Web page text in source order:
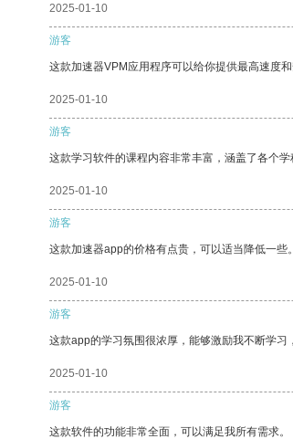
2025-01-10
游客
这款加速器VPM应用程序可以给你提供最高速度
2025-01-10
游客
这款学习软件的课程内容非常丰富，涵盖了各个
2025-01-10
游客
这款加速器app的价格有点贵，可以适当降低一些
2025-01-10
游客
这款app的学习氛围很浓厚，能够激励我不断学习
2025-01-10
游客
这款软件的功能非常全面，可以满足我所有需求。